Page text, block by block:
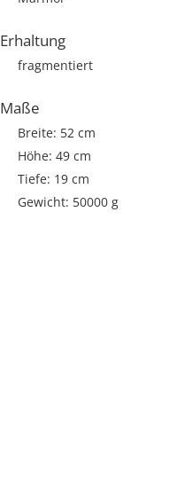
Erhaltung
fragmentiert
Maße
Breite: 52 cm
Höhe: 49 cm
Tiefe: 19 cm
Gewicht: 50000 g